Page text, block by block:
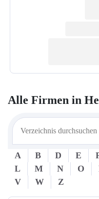
Alle Firmen in
A B D E
L
M N O
V
W Z